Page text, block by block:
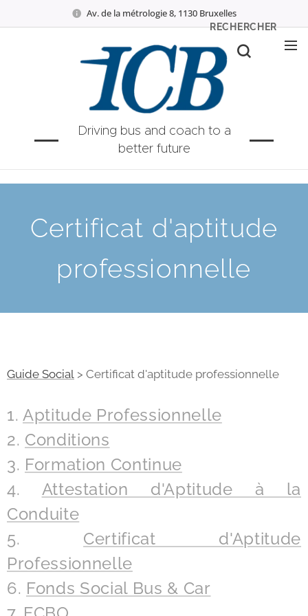
Av. de la métrologie 8, 1130 Bruxelles
Driving bus and coach to a
better future
RECHERCHER
Certificat d'aptitude
professionnelle
Guide Social > Certificat d'aptitude professionnelle
1. Aptitude Professionnelle
2. Conditions
3. Formation Continue
4. Attestation d'Aptitude à la
Conduite
5. Certificat d'Aptitude
Professionnelle
6. Fonds Social Bus & Car